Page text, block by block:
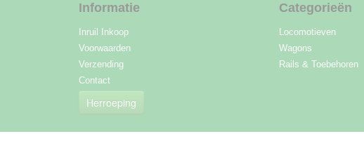
Informatie
Inruil Inkoop
Voorwaarden
Verzending
Contact
Herroeping
Categorieën
Locomotieven
Wagons
Rails & Toebehoren